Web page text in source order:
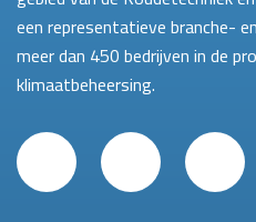
een representatieve branche-
meer dan 450 bedrijven in de
klimaatbeheersing.